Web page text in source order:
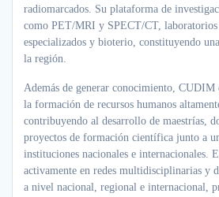
radiomarcados. Su plataforma de
como PET/MRI y SPECT/CT, laboratorios
especializados y bioterio, constituyendo
la región.
Además de generar conocimiento,
la formación de recursos humanos
contribuyendo al desarrollo de maestrías,
proyectos de formación científica junto a
instituciones nacionales e internacionales.
activamente en redes multidisciplinarias y
a nivel nacional, regional e internacional,